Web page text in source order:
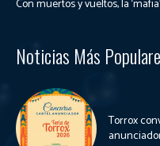
Con muertos y vueltos, la
Noticias Más
Torrox